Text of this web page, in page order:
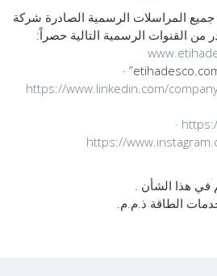
جميع المراسلات الرسمية الصادرة شركة
من القنوات الرسمية التالية حصراً:
-https://www.linkedin.com/
·
https://
هذا الشأن .
الطاقة ذ.م.م.